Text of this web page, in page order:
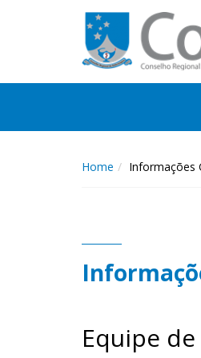
Home Informações
Equipe